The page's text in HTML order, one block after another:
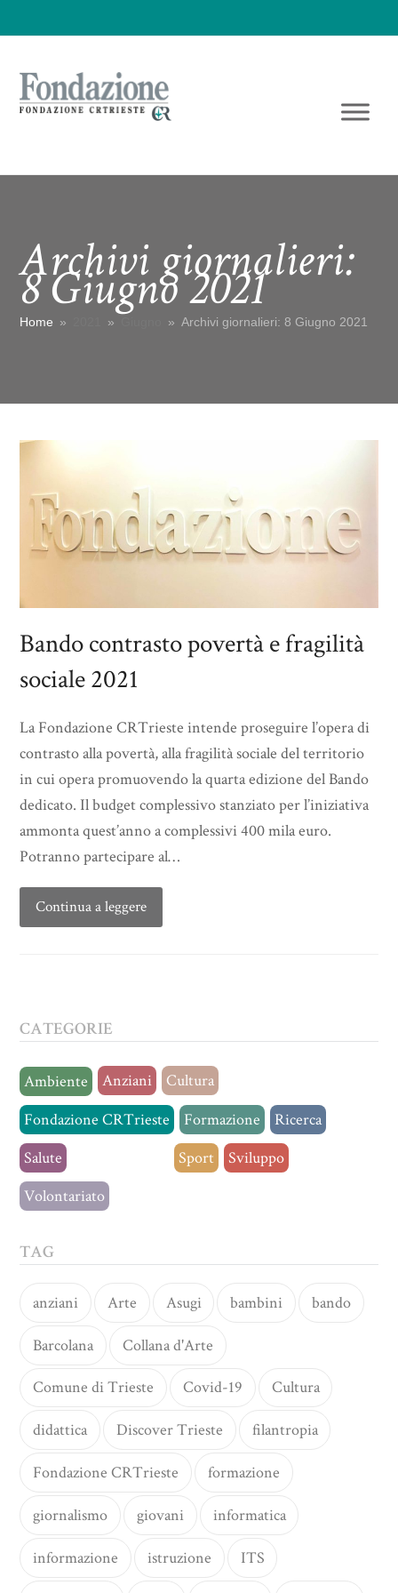
Archivi giornalieri:
8 Giugno 2021
Home » » » Archivi giornalieri: 8 Giugno 2021
Bando contrasto povertà e fragilità
sociale 2021
La Fondazione CRTrieste intende proseguire l’opera di
contrasto alla povertà, alla fragilità sociale del territorio
in cui opera promuovendo la quarta edizione del Bando
dedicato. Il budget complessivo stanziato per l’iniziativa
ammonta quest’anno a complessivi 400 mila euro.
Potranno partecipare al…
Continua a leggere
CATEGORIE
Ambiente Anziani
Cultura
Fondazione CRTrieste
Formazione
Ricerca
Salute
Sport
Sviluppo
Volontariato
TAG
anziani Arte Asugi bambini bando
Barcolana Collana d'Arte
Comune di Trieste Covid-19 Cultura
didattica Discover Trieste filantropia
Fondazione CRTrieste formazione
giornalismo giovani informatica
informazione istruzione ITS